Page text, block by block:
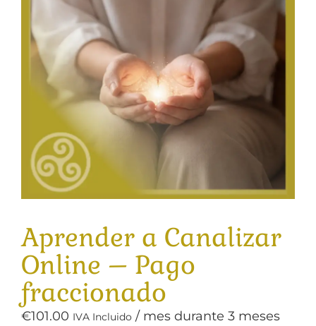
Aprender a Canalizar
Online – Pago
fraccionado
€101.00 IVA Incluido / mes durante 3 meses